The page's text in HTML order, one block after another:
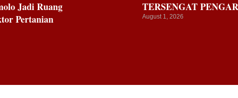
Jadi Ruang
Pertanian
TERSENGAT
August 1, 2026